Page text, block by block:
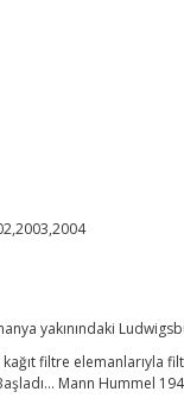
yakınındaki
filtre elemanlarıyla
Mann Hummel